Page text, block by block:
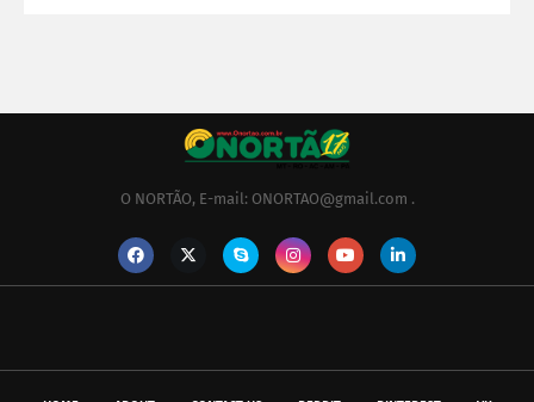
O NORTÃO, E-mail: ONORTAO@gmail.com .